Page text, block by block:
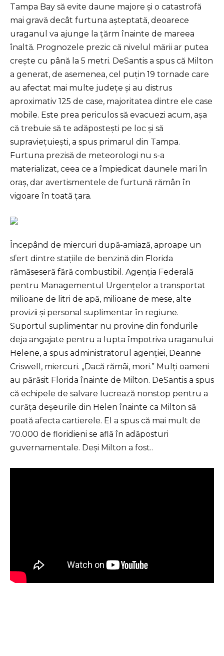
Tampa Bay să evite daune majore și o catastrofă
mai gravă decât furtuna așteptată, deoarece
uraganul va ajunge la țărm înainte de mareea
înaltă. Prognozele prezic că nivelul mării ar putea
crește cu până la 5 metri. DeSantis a spus că Milton
a generat, de asemenea, cel puțin 19 tornade care
au afectat mai multe județe și au distrus
aproximativ 125 de case, majoritatea dintre ele case
mobile. Este prea periculos să evacuezi acum, așa
că trebuie să te adăpostești pe loc și să
supraviețuiești, a spus primarul din Tampa.
Furtuna prezisă de meteorologi nu s-a
materializat, ceea ce a împiedicat daunele mari în
oraș, dar avertismentele de furtună rămân în
vigoare în toată țara.
Începând de miercuri după-amiază, aproape un
sfert dintre stațiile de benzină din Florida
rămăseseră fără combustibil. Agenția Federală
pentru Managementul Urgențelor a transportat
milioane de litri de apă, milioane de mese, alte
provizii și personal suplimentar în regiune.
Suportul suplimentar nu provine din fondurile
deja angajate pentru a lupta împotriva uraganului
Helene, a spus administratorul agenției, Deanne
Criswell, miercuri. „Dacă rămâi, mori.” Mulți oameni
au părăsit Florida înainte de Milton. DeSantis a spus
că echipele de salvare lucrează nonstop pentru a
curăța deșeurile din Helen înainte ca Milton să
poată afecta cartierele. El a spus că mai mult de
70.000 de floridieni se află în adăposturi
guvernamentale. Deși Milton a fost..